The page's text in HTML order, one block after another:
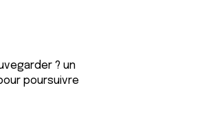
? un
poursuivre